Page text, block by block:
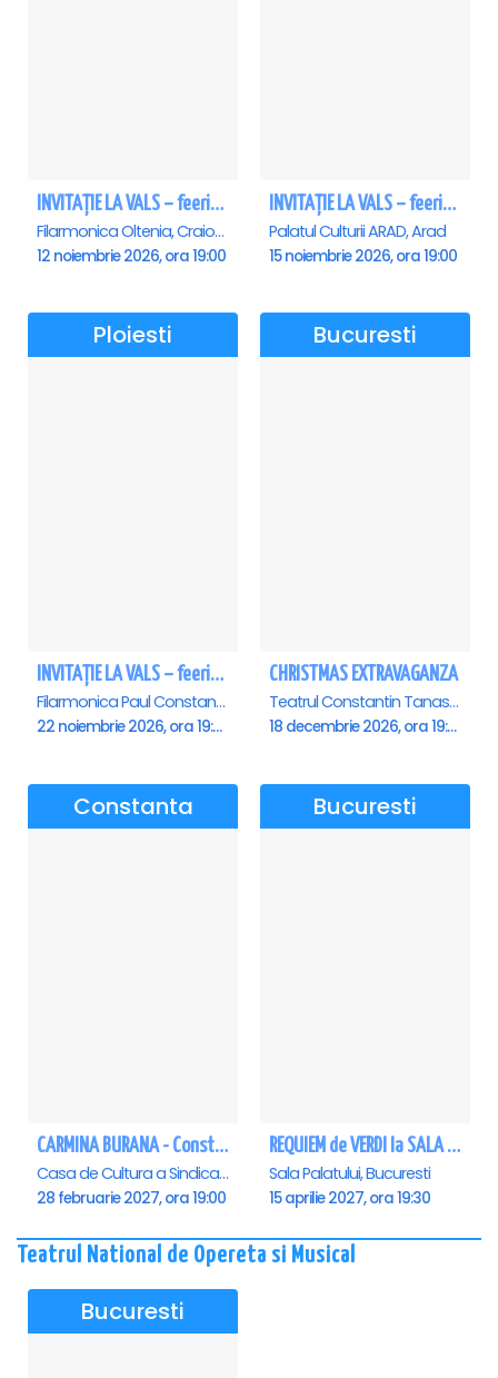
INVITAȚIE LA VALS – feerie de bal în paşi de dans - Craiova
Filarmonica Oltenia, Craiova
12 noiembrie 2026, ora 19:00
INVITAȚIE LA VALS – feerie de bal în paşi de dans - Arad
Palatul Culturii ARAD, Arad
15 noiembrie 2026, ora 19:00
Ploiesti
INVITAȚIE LA VALS – feerie de bal în paşi de dans - Ploiesti
Filarmonica Paul Constantinescu, Ploiesti
22 noiembrie 2026, ora 19:00
Bucuresti
CHRISTMAS EXTRAVAGANZA
Teatrul Constantin Tanase - Sala Savoy, Bucuresti
18 decembrie 2026, ora 19:00
Constanta
CARMINA BURANA - Constanta
Casa de Cultura a Sindicatelor - Sala Mare, Constanta
28 februarie 2027, ora 19:00
Bucuresti
REQUIEM de VERDI la SALA PALATULUI
Sala Palatului, Bucuresti
15 aprilie 2027, ora 19:30
Teatrul National de Opereta si Musical
Bucuresti